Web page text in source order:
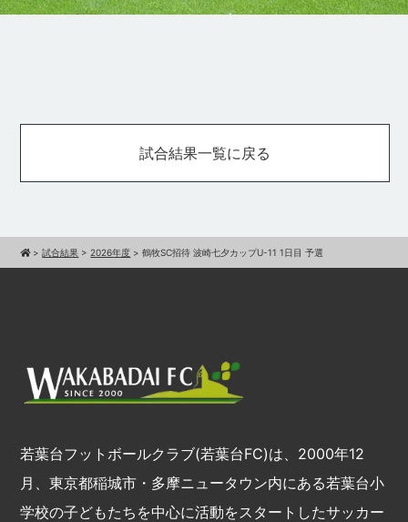
試合結果一覧に戻る
>試合結果 > 2026年度 >鶴牧SC招待 波崎七夕カップU-11 1日目 予選
若葉台フットボールクラブ(若葉台FC)は、2000年12
月、東京都稲城市・多摩ニュータウン内にある若葉台小
学校の子どもたちを中心に活動をスタートしたサッカー